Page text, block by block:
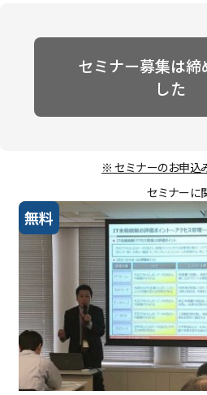
セミナー募集は締
した
※ セミナーのお申込
セミナーに
無料